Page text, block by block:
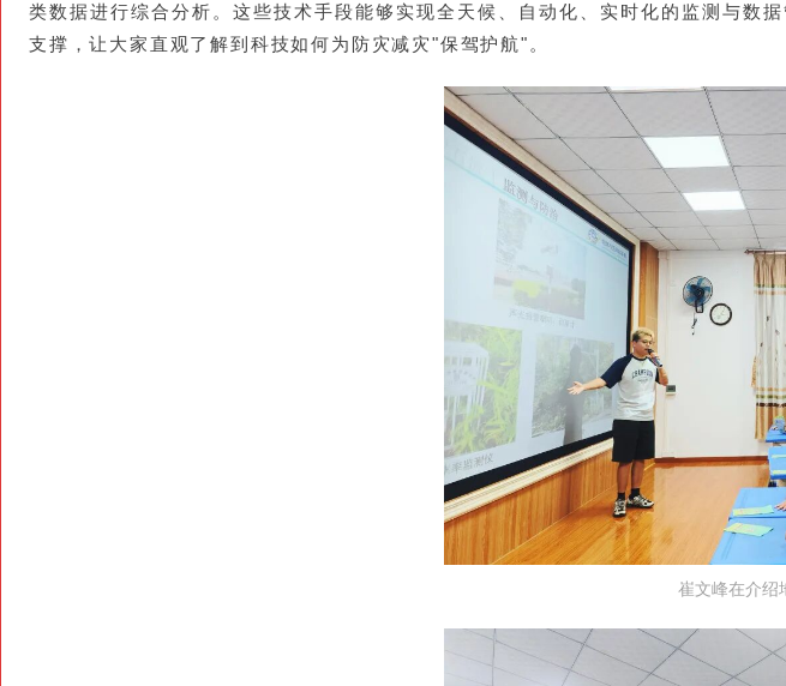
类数据进行综合分析。这些技术手段能够实现全天候、自动化、实时化的监测与数
支撑，让大家直观了解到科技如何为防灾减灾"保驾护航"。
崔文峰在介绍